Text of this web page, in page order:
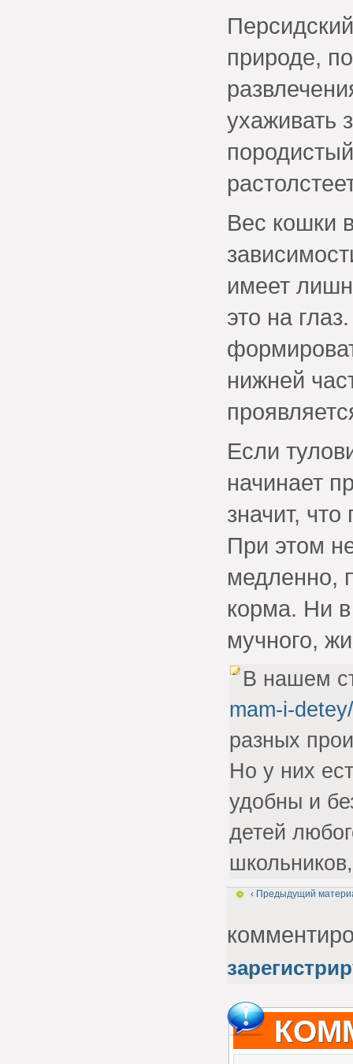
природе,
ухаживать
Вес кошки
имеет
это на
нижней
Если
начинает
значит,
При этом
медленно,
корма. Ни
мучного,
В нашем
mam-i-detey/
разных
Но у них
удобны и
детей
‹ Предыдущий